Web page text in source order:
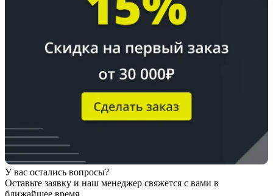
У вас остались вопросы?
Оставьте заявку и наш менеджер свяжется с вами в
ближайшее время